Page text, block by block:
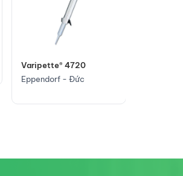
Varipette® 4720
Eppendorf - Đức